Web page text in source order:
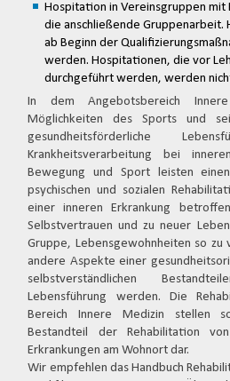
Hospitation in Vereinsgruppen
die anschließende Gruppenarbeit.
ab Beginn der
werden. Hospitationen, die vor
durchgeführt werden, werden
In dem Angebotsbereich
Möglichkeiten des Sports und
gesundheitsförderliche
Krankheitsverarbeitung bei
Bewegung und Sport leisten
psychischen und sozialen
einer inneren Erkrankung
Selbstvertrauen und zu neuer
Gruppe, Lebensgewohnheiten so zu
andere Aspekte einer
selbstverständlichen
Lebensführung werden. Die
Bereich Innere Medizin stellen
Bestandteil der Rehabilitation
Erkrankungen am Wohnort dar.
Wir empfehlen das Handbuch